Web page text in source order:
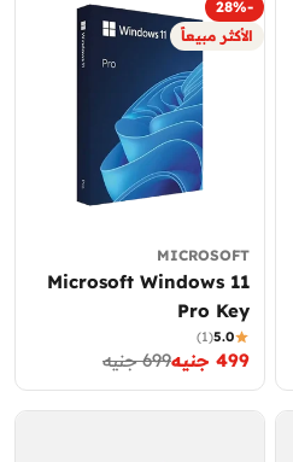
-28%
الأكثر مبيعاً
MICROSOFT
Microsoft Windows 11
Pro Key
5.0
(1)
سعر
التخفيض
499 جنيه
السعر
العادي
699 جنيه